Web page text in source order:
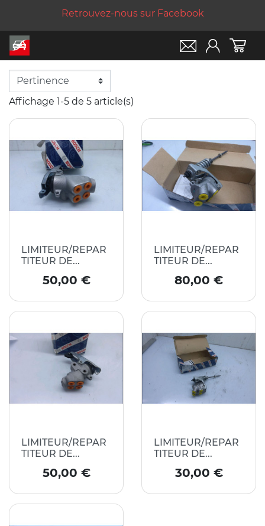
Retrouvez-nous sur Facebook
Affichage 1-5 de 5 article(s)
LIMITEUR/REPAR
TITEUR DE...
Prix
50,00 €
LIMITEUR/REPAR
TITEUR DE...
Prix
80,00 €
LIMITEUR/REPAR
TITEUR DE...
Prix
50,00 €
LIMITEUR/REPAR
TITEUR DE...
Prix
30,00 €